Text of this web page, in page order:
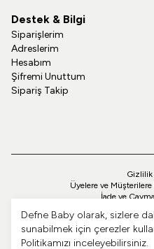
Defne Baby olarak, sizlere
sunabilmek için çerezler
Politikamızı inceleyebilirsiniz.
Destek & Bilgi
Siparişlerim
Adreslerim
Hesabım
Şifremi Unuttum
Sipariş Takip
Gizlilik
Üyelere ve
İade ve
Çerez
Üyelik
Ön